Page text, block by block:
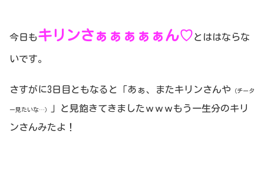
今日もキリンさぁぁぁぁぁん♡とははならな
いです。
さすがに3日目ともなると「あぁ、またキリンさんや （チータ
ー見たいな…）
」と見飽きてきましたｗｗｗもう一生分のキリ
ンさんみたよ！